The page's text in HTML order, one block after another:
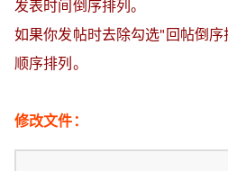
发表时间倒序排列。
如果你发帖时去除勾选"回帖倒
顺序排列。
修改文件：